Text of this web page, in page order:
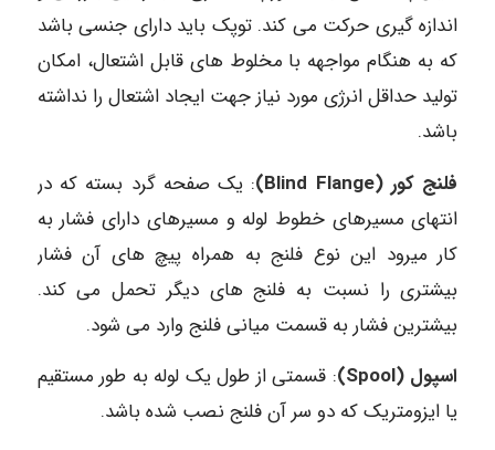
اندازه گیری حرکت می کند. توپک باید دارای جنسی باشد
که به هنگام مواجهه با مخلوط های قابل اشتعال، امکان
تولید حداقل انرژی مورد نیاز جهت ایجاد اشتعال را نداشته
باشد.
فلنج کور (Blind Flange)
: یک صفحه گرد بسته که در
انتهای مسیرهای خطوط لوله و مسیرهای دارای فشار به
کار میرود این نوع فلنج به همراه پیچ های آن فشار
بیشتری را نسبت به فلنج های دیگر تحمل می کند.
بیشترین فشار به قسمت میانی فلنج وارد می شود.
اسپول (Spool)
: قسمتی از طول یک لوله به طور مستقیم
یا ایزومتریک که دو سر آن فلنج نصب شده باشد.